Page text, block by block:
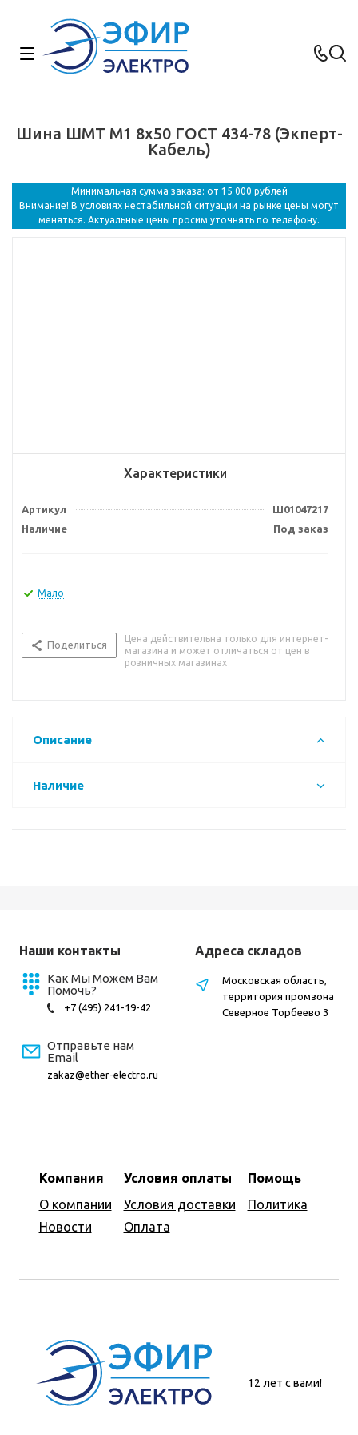
Шина ШМТ М1 8х50 ГОСТ 434-78 (Экперт-
Кабель)
Минимальная сумма заказа: от 15 000 рублей
Внимание! В условиях нестабильной ситуации на рынке цены могут
меняться. Актуальные цены просим уточнять по телефону.
Характеристики
Артикул
Ш01047217
Наличие
Под заказ
Мало
Поделиться
Цена действительна только для интернет-
магазина и может отличаться от цен в
розничных магазинах
Описание
Наличие
Наши контакты
Как Мы Можем Вам
Помочь?
+7 (495) 241-19-42
Отправьте нам
Email
zakaz@ether-electro.ru
Компания
О компании
Новости
Условия оплаты
Условия доставки
Оплата
Помощь
Политика
Адреса складов
Московская область,
территория промзона
Северное Торбеево 3
12 лет с вами!